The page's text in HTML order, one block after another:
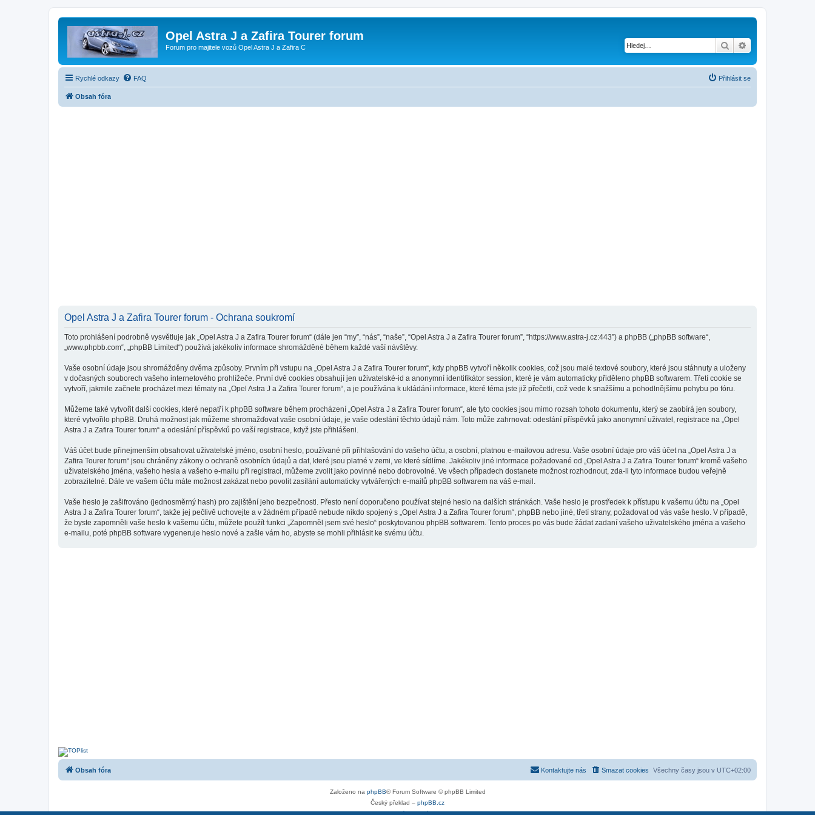
Opel Astra J a Zafira Tourer forum
Forum pro majitele vozů Opel Astra J a Zafira C Hledat
Rychlé odkazy FAQ Přihlásit se
Obsah fóra
Opel Astra J a Zafira Tourer forum - Ochrana soukromí
Toto prohlášení podrobně vysvětluje jak „Opel Astra J a Zafira Tourer forum“ (dále jen “my”, “nás”, “naše”, “Opel Astra J a Zafira Tourer forum”, “https://www.astra-j.cz:443”) a phpBB („phpBB software“,
„www.phpbb.com“, „phpBB Limited“) používá jakékoliv informace shromážděné během každé vaší návštěvy.
Vaše osobní údaje jsou shromážděny dvěma způsoby. Prvním při vstupu na „Opel Astra J a Zafira Tourer forum“, kdy phpBB vytvoří několik cookies, což jsou malé textové soubory, které jsou stáhnuty a uloženy
v dočasných souborech vašeho internetového prohlížeče. První dvě cookies obsahují jen uživatelské-id a anonymní identifikátor session, které je vám automaticky přiděleno phpBB softwarem. Třetí cookie se
vytvoří, jakmile začnete procházet mezi tématy na „Opel Astra J a Zafira Tourer forum“, a je používána k ukládání informace, které téma jste již přečetli, což vede k snažšímu a pohodlnějšímu pohybu po fóru.
Můžeme také vytvořit další cookies, které nepatří k phpBB software během procházení „Opel Astra J a Zafira Tourer forum“, ale tyto cookies jsou mimo rozsah tohoto dokumentu, který se zaobírá jen soubory,
které vytvořilo phpBB. Druhá možnost jak můžeme shromažďovat vaše osobní údaje, je vaše odeslání těchto údajů nám. Toto může zahrnovat: odeslání příspěvků jako anonymní uživatel, registrace na „Opel
Astra J a Zafira Tourer forum“ a odeslání příspěvků po vaší registrace, když jste přihlášeni.
Váš účet bude přinejmenším obsahovat uživatelské jméno, osobní heslo, používané při přihlašování do vašeho účtu, a osobní, platnou e-mailovou adresu. Vaše osobní údaje pro váš účet na „Opel Astra J a
Zafira Tourer forum“ jsou chráněny zákony o ochraně osobních údajů a dat, které jsou platné v zemi, ve které sídlíme. Jakékoliv jiné informace požadované od „Opel Astra J a Zafira Tourer forum“ kromě vašeho
uživatelského jména, vašeho hesla a vašeho e-mailu při registraci, můžeme zvolit jako povinné nebo dobrovolné. Ve všech případech dostanete možnost rozhodnout, zda-li tyto informace budou veřejně
zobrazitelné. Dále ve vašem účtu máte možnost zakázat nebo povolit zasílání automaticky vytvářených e-mailů phpBB softwarem na váš e-mail.
Vaše heslo je zašifrováno (jednosměrný hash) pro zajištění jeho bezpečnosti. Přesto není doporučeno používat stejné heslo na dalších stránkách. Vaše heslo je prostředek k přístupu k vašemu účtu na „Opel
Astra J a Zafira Tourer forum“, takže jej pečlivě uchovejte a v žádném případě nebude nikdo spojený s „Opel Astra J a Zafira Tourer forum“, phpBB nebo jiné, třetí strany, požadovat od vás vaše heslo. V případě,
že byste zapomněli vaše heslo k vašemu účtu, můžete použít funkci „Zapomněl jsem své heslo“ poskytovanou phpBB softwarem. Tento proces po vás bude žádat zadaní vašeho uživatelského jména a vašeho
e-mailu, poté phpBB software vygeneruje heslo nové a zašle vám ho, abyste se mohli přihlásit ke svému účtu.
Obsah fóra Všechny časy jsou v UTC+02:00
Smazat cookies
Kontaktujte nás
Založeno na phpBB® Forum Software © phpBB Limited
Český překlad – phpBB.cz
Soukromí|Podmínky